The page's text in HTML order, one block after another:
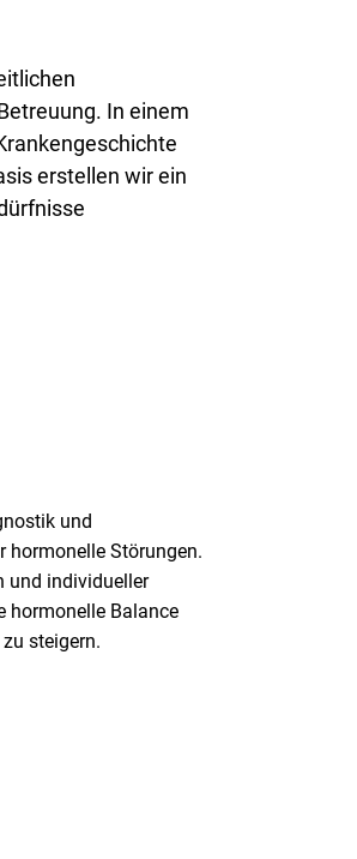
In einem
erstellen wir ein
und
hormonelle Störungen.
und individueller
hormonelle Balance
steigern.